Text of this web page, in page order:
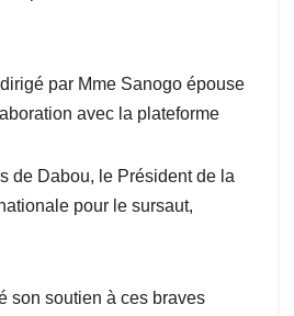
par Mme Sanogo épouse
avec la plateforme
de Dabou, le Président de la
pour le sursaut,
son soutien à ces braves